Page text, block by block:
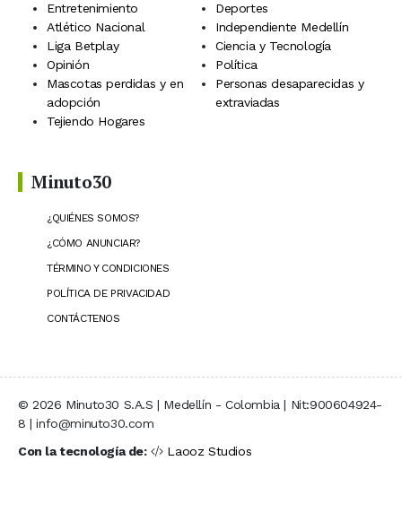
Entretenimiento
Deportes
Atlético Nacional
Independiente Medellín
Liga Betplay
Ciencia y Tecnología
Opinión
Política
Mascotas perdidas y en
adopción
Personas desaparecidas y
extraviadas
Tejiendo Hogares
Minuto30
¿QUIÉNES SOMOS?
¿CÓMO ANUNCIAR?
TÉRMINO Y CONDICIONES
POLÍTICA DE PRIVACIDAD
CONTÁCTENOS
© 2026 Minuto30 S.A.S | Medellín - Colombia | Nit:900604924-
8 | info@minuto30.com
Con la tecnología de:
Laooz Studios